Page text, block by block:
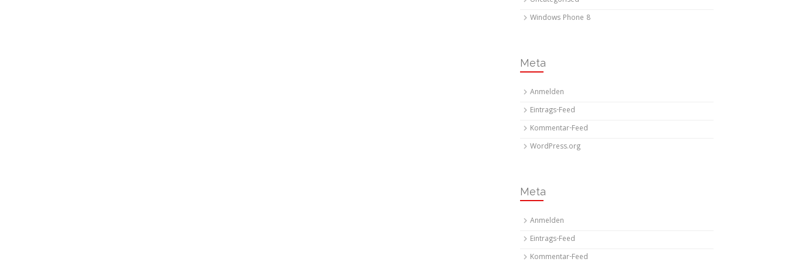
Windows Phone 8
Meta
Anmelden
Eintrags-Feed
Kommentar-Feed
WordPress.org
Meta
Anmelden
Eintrags-Feed
Kommentar-Feed